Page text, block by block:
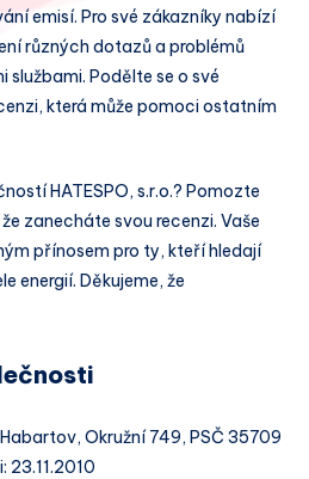
emisí. Pro své zákazníky nabízí
různých dotazů a problémů
službami. Podělte se o své
která může pomoci ostatním
HATESPO, s.r.o.? Pomozte
zanecháte svou recenzi. Vaše
přínosem pro ty, kteří hledají
energií. Děkujeme, že
Okružní 749, PSČ 35709
23.11.2010